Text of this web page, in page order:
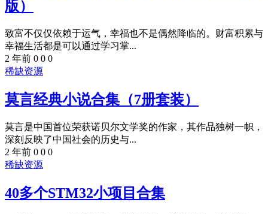
版）
致富不仅仅依赖于运气，幸福也不是偶然降临的。财富积累与
幸福生活都是可以通过学习掌...
2 年前 0 0 0
稀缺资源
莫言经典小说合集（7册套装）
莫言是中国首位荣获诺贝尔文学奖的作家，其作品独树一帜，
深刻反映了中国社会的历史与...
2 年前 0 0 0
稀缺资源
40多个STM32小项目合集